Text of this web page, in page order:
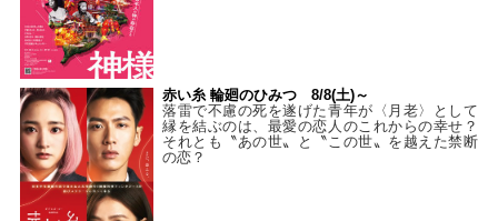
赤い糸 輪廻のひみつ 8/8(土)～
落雷で不慮の死を遂げた青年が〈月老〉として
縁を結ぶのは、最愛の恋人のこれからの幸せ？
それとも〝あの世〟と〝この世〟を越えた禁断
の恋？